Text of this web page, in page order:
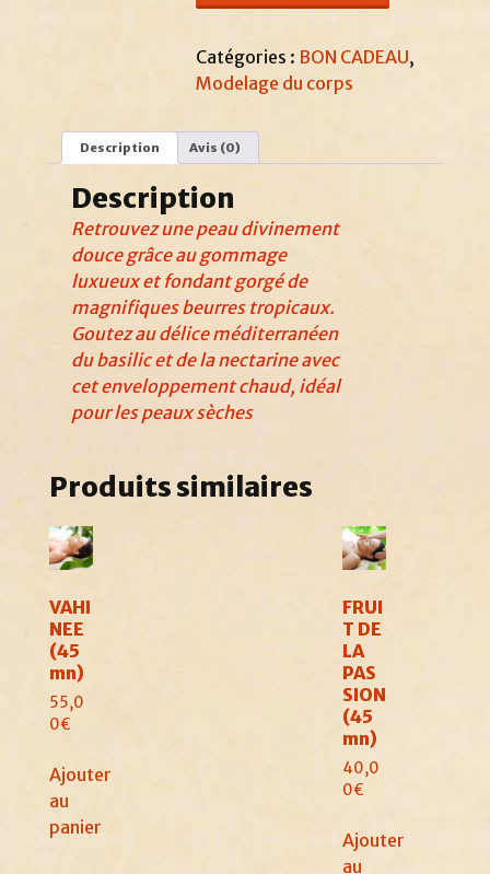
DES
(60
mn)
Catégories : BON CADEAU,
Modelage du corps
Description Avis (0)
Description
Retrouvez une peau divinement
douce grâce au gommage
luxueux et fondant gorgé de
magnifiques beurres tropicaux.
Goutez au délice méditerranéen
du basilic et de la nectarine avec
cet enveloppement chaud, idéal
pour les peaux sèches
Produits similaires
VAHI
NEE
(45
mn)
55,0
0€
Ajouter
au
panier
FRUI
T DE
LA
PAS
SION
(45
mn)
40,0
0€
Ajouter
au